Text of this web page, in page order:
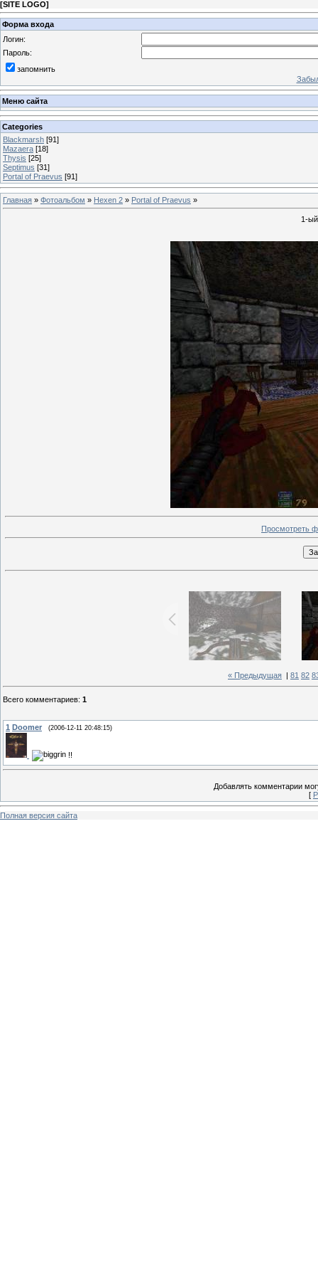
[SITE LOGO]
Форма входа
Логин:
Пароль:
запомнить
Меню сайта
Categories
Blackmarsh [91]
Mazaera [18]
Thysis [25]
Septimus [31]
Portal of Praevus [91]
Главная » Фотоальбом » Hexen 2 » Portal of Praevus »
1-
Просмотреть
« Предыдущая 81 82
Всего комментариев: 1
1 Doomer (2006-12-11 20:48:15)
!!
Добавлять комментарии
[
Полная версия сайта